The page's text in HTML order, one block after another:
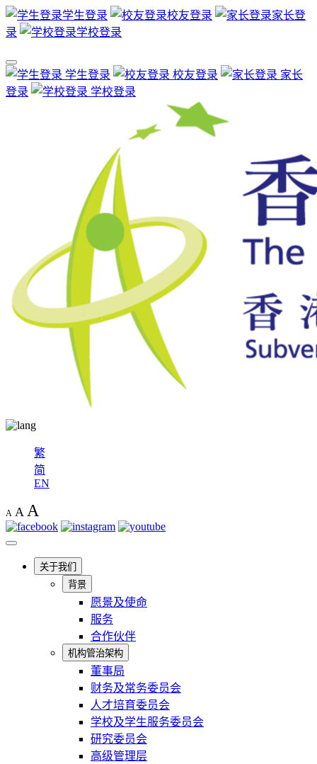
学生登录 校友登录
家长登
录
学校登录
学生登录 校友登录
家长
登录
学校登录
繁
简
EN
A A A
关于我们
背景
愿景及使命
服务
合作伙伴
机构管治架构
董事局
财务及常务委员会
人才培育委员会
学校及学生服务委员会
研究委员会
高级管理层